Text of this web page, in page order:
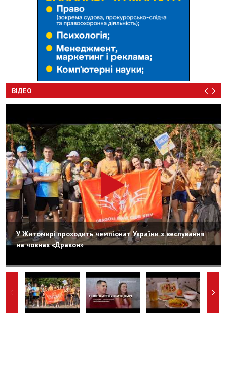
ВІДЕО
У Житомирі проходить чемпіонат України з веслування
на човнах «Дракон»